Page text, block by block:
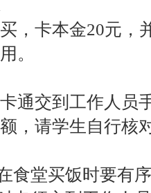
，卡本金20元，
。
通交到工作人员
，请学生自行核
食堂买饭时要有